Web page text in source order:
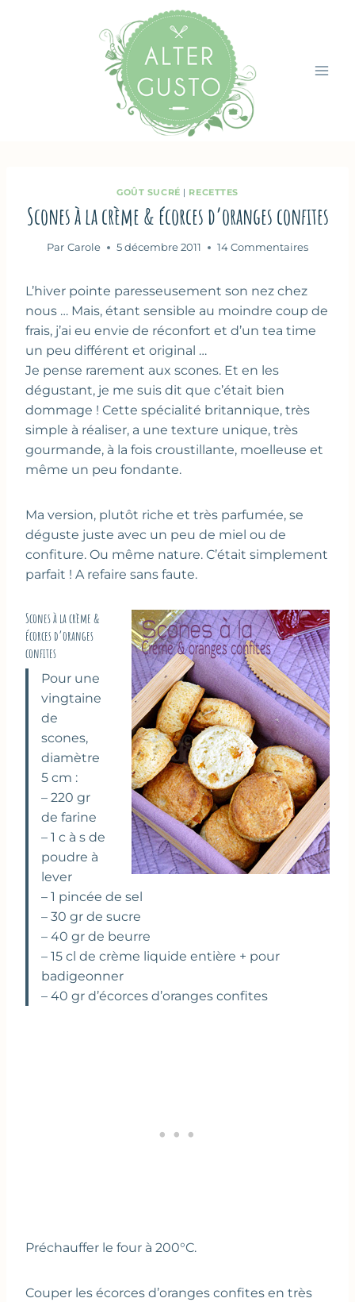
GOÛT SUCRÉ | RECETTES
Scones à la crème & écorces d’oranges confites
Par Carole 5 décembre 2011 14 Commentaires
L’hiver pointe paresseusement son nez chez
nous … Mais, étant sensible au moindre coup de
frais, j’ai eu envie de réconfort et d’un tea time
un peu différent et original …
Je pense rarement aux scones. Et en les
dégustant, je me suis dit que c’était bien
dommage ! Cette spécialité britannique, très
simple à réaliser, a une texture unique, très
gourmande, à la fois croustillante, moelleuse et
même un peu fondante.
Ma version, plutôt riche et très parfumée, se
déguste juste avec un peu de miel ou de
confiture. Ou même nature. C’était simplement
parfait ! A refaire sans faute.
Scones à la crème &
écorces d’oranges
confites
Pour une
vingtaine
de
scones,
diamètre
5 cm :
– 220 gr
de farine
– 1 c à s de
poudre à
lever
– 1 pincée de sel
– 30 gr de sucre
– 40 gr de beurre
– 15 cl de crème liquide entière + pour
badigeonner
– 40 gr d’écorces d’oranges confites
Préchauffer le four à 200°C.
Couper les écorces d’oranges confites en très